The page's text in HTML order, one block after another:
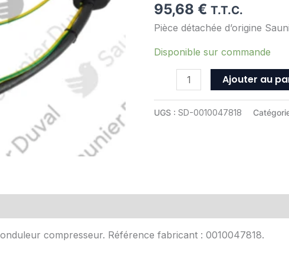
95,68 € T.T.C.
Pièce détachée d’origine
Disponible sur commande
Saunier
Duval
ref
0010047818
Ajouter au
UGS : SD-0010047818
compresseur. Référence fabricant : 0010047818.